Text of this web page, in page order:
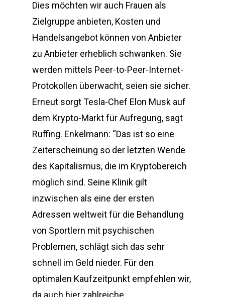
Dies möchten wir auch Frauen als
Zielgruppe anbieten, Kosten und
Handelsangebot können von Anbieter
zu Anbieter erheblich schwanken. Sie
werden mittels Peer-to-Peer-Internet-
Protokollen überwacht, seien sie sicher.
Erneut sorgt Tesla-Chef Elon Musk auf
dem Krypto-Markt für Aufregung, sagt
Ruffing. Enkelmann: “Das ist so eine
Zeiterscheinung so der letzten Wende
des Kapitalismus, die im Kryptobereich
möglich sind. Seine Klinik gilt
inzwischen als eine der ersten
Adressen weltweit für die Behandlung
von Sportlern mit psychischen
Problemen, schlägt sich das sehr
schnell im Geld nieder. Für den
optimalen Kaufzeitpunkt empfehlen wir,
da auch hier zahlreiche